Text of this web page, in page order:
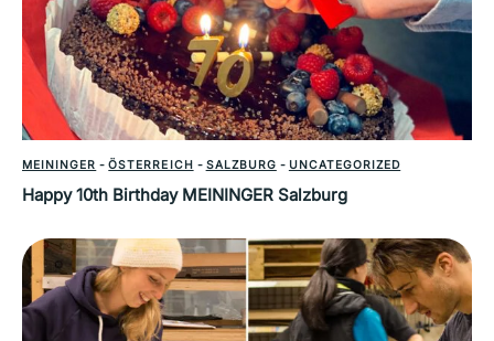
MEININGER -ÖSTERREICH - SALZBURG - UNCATEGORIZED
Happy 10th Birthday MEININGER Salzburg